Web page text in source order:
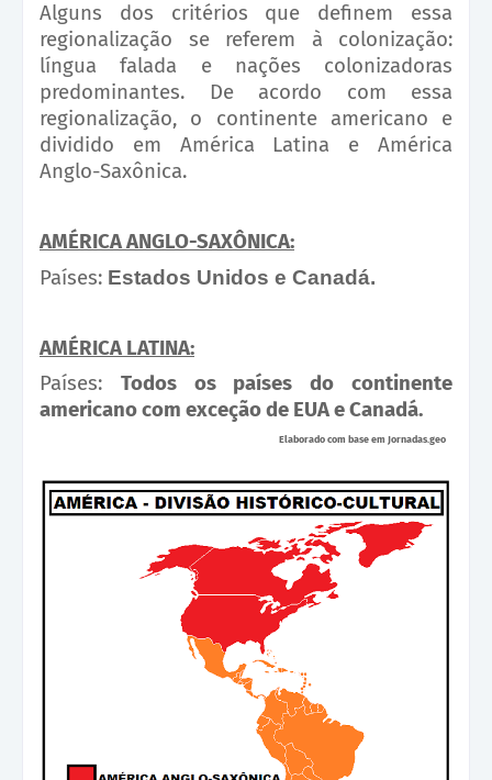
Alguns dos critérios que definem essa
regionalização se referem à colonização:
língua falada e nações colonizadoras
predominantes. De acordo com essa
regionalização, o continente americano e
dividido em América Latina e América
Anglo-Saxônica.
AMÉRICA ANGLO-SAXÔNICA:
Países: Estados Unidos e Canadá.
AMÉRICA LATINA:
Países:
Todos os países do continente
americano com exceção de EUA e Canadá.
Elaborado com base em Jornadas.geo